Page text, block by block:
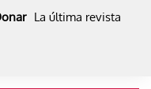
La última revista